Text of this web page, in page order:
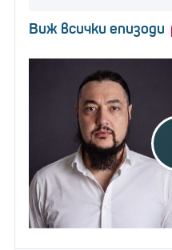
Виж всички епизоди